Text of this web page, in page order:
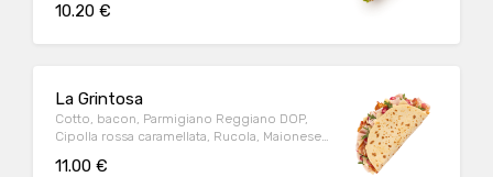
10.20 €
La Grintosa
Cotto, bacon, Parmigiano Reggiano DOP,
Cipolla rossa caramellata, Rucola, Maionese
11.00 €